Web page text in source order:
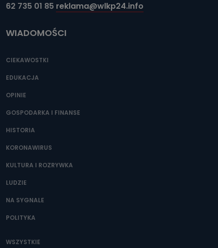
62 735 01 85 reklama@wlkp24.info
WIADOMOŚCI
CIEKAWOSTKI
EDUKACJA
OPINIE
GOSPODARKA I FINANSE
HISTORIA
KORONAWIRUS
KULTURA I ROZRYWKA
LUDZIE
NA SYGNALE
POLITYKA
WSZYSTKIE